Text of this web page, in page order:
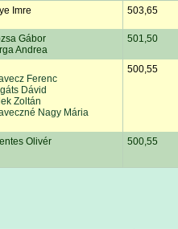
Imre 503,65
Gábor
Andrea
501,50
Ferenc
Dávid
Zoltán
Nagy Mária
500,55
Olivér 500,55